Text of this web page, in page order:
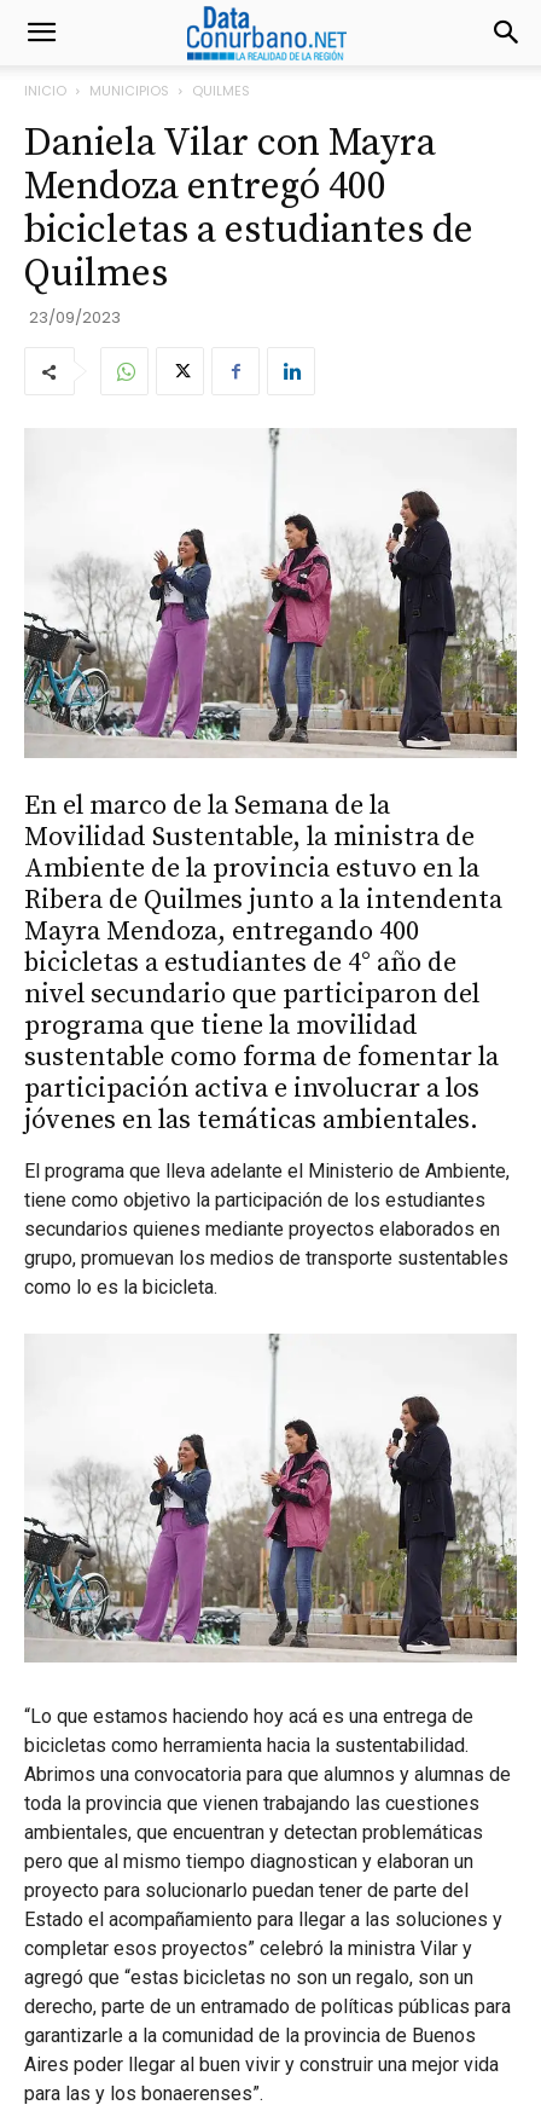
INICIO MUNICIPIOS QUILMES
Daniela Vilar con Mayra
Mendoza entregó 400
bicicletas a estudiantes de
Quilmes
23/09/2023
En el marco de la Semana de la
Movilidad Sustentable, la ministra de
Ambiente de la provincia estuvo en la
Ribera de Quilmes junto a la intendenta
Mayra Mendoza, entregando 400
bicicletas a estudiantes de 4° año de
nivel secundario que participaron del
programa que tiene la movilidad
sustentable como forma de fomentar la
participación activa e involucrar a los
jóvenes en las temáticas ambientales.
El programa que lleva adelante el Ministerio de Ambiente,
tiene como objetivo la participación de los estudiantes
secundarios quienes mediante proyectos elaborados en
grupo, promuevan los medios de transporte sustentables
como lo es la bicicleta.
“Lo que estamos haciendo hoy acá es una entrega de
bicicletas como herramienta hacia la sustentabilidad.
Abrimos una convocatoria para que alumnos y alumnas de
toda la provincia que vienen trabajando las cuestiones
ambientales, que encuentran y detectan problemáticas
pero que al mismo tiempo diagnostican y elaboran un
proyecto para solucionarlo puedan tener de parte del
Estado el acompañamiento para llegar a las soluciones y
completar esos proyectos” celebró la ministra Vilar y
agregó que “estas bicicletas no son un regalo, son un
derecho, parte de un entramado de políticas públicas para
garantizarle a la comunidad de la provincia de Buenos
Aires poder llegar al buen vivir y construir una mejor vida
para las y los bonaerenses”.